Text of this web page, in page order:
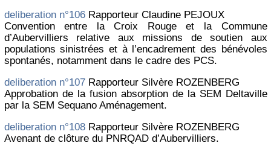
deliberation n°106Rapporteur Claudine PEJOUX
Convention entre la Croix Rouge et la Commune
d’Aubervilliers relative aux missions de soutien aux
populations sinistrées et à l’encadrement des bénévoles
spontanés, notamment dans le cadre des PCS.
deliberation n°107Rapporteur Silvère ROZENBERG
Approbation de la fusion absorption de la SEM Deltaville
par la SEM Sequano Aménagement.
deliberation n°108Rapporteur Silvère ROZENBERG
Avenant de clôture du PNRQAD d’Aubervilliers.